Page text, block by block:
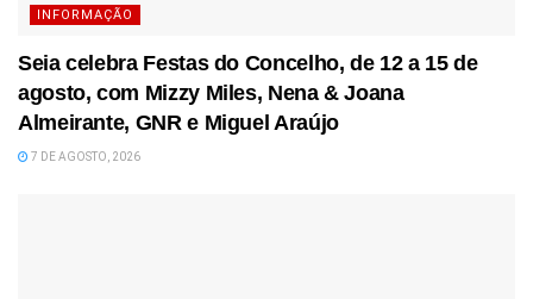
INFORMAÇÃO
Seia celebra Festas do Concelho, de 12 a 15 de
agosto, com Mizzy Miles, Nena & Joana
Almeirante, GNR e Miguel Araújo
7 DE AGOSTO, 2026